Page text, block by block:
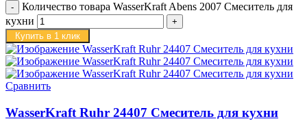
Количество товара WasserKraft Abens 2007 Смеситель для
кухни
Купить в 1 клик
Сравнить
WasserKraft Ruhr 24407 Смеситель для кухни